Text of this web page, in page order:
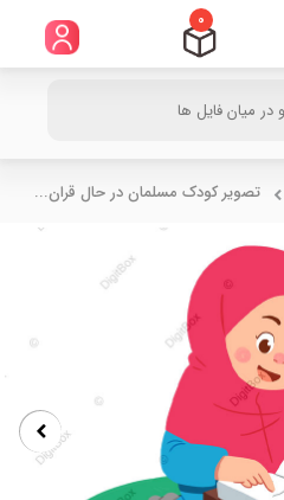
0
تصویر کودک مسلمان در حال قران...